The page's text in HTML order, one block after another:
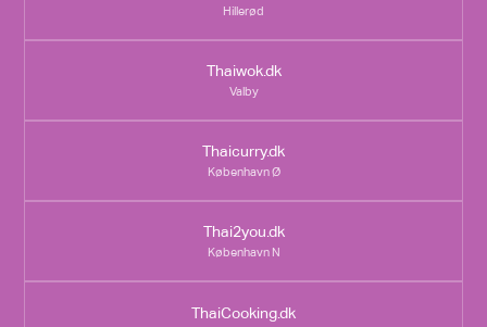
Hillerød
Thaiwok.dk
Valby
Thaicurry.dk
København Ø
Thai2you.dk
København N
ThaiCooking.dk